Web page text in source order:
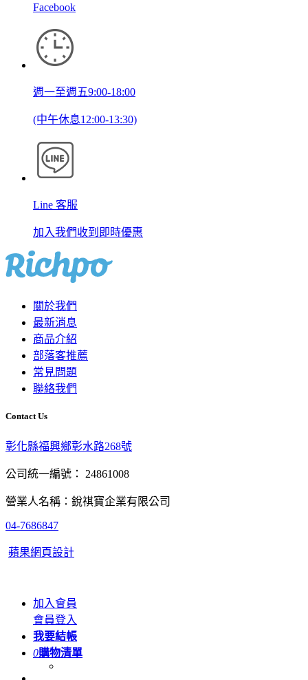
Facebook
週一至週五9:00-18:00
(中午休息12:00-13:30)
Line 客服
加入我們收到即時優惠
關於我們
最新消息
商品介紹
部落客推薦
常見問題
聯絡我們
Contact Us
彰化縣福興鄉彰水路268號
公司統一編號： 24861008
營業人名稱：銳祺寶企業有限公司
04-7686847
蘋果網頁設計
加入會員
會員登入
我要結帳
0購物清單